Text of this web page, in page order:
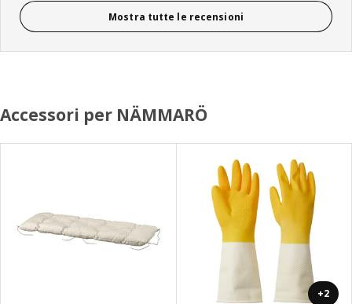
Mostra tutte le recensioni
Accessori per NÄMMARÖ
+2